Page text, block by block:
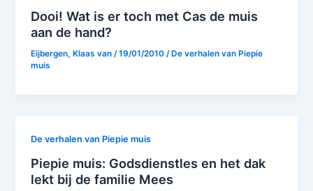
Dooi! Wat is er toch met Cas de muis
aan de hand?
Eijbergen, Klaas van /19/01/2010 /De verhalen van Piepie
muis
De verhalen van Piepie muis
Piepie muis: Godsdienstles en het dak
lekt bij de familie Mees